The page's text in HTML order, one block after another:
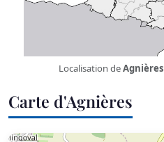
Localisation deAgnières
Carte d'Agnières